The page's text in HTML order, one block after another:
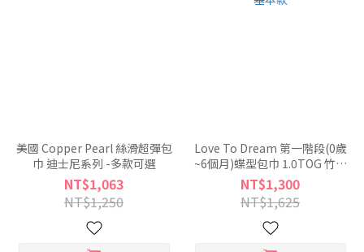
美國 Copper Pearl 絲滑超彈包
巾 迪士尼系列 -多款可選
NT$1,063
NT$1,250
Love To Dream 第一階段(0歲
~6個月)蝶型包巾 1.0TOG 竹纖
維基本款
NT$1,300
NT$1,625